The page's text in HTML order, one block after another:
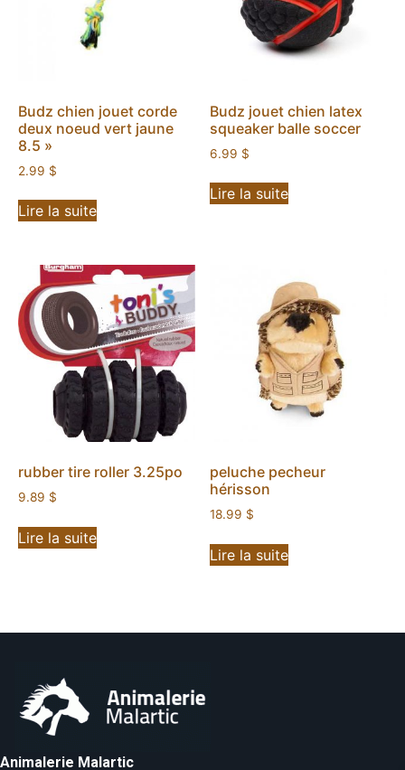
Budz chien jouet corde
deux noeud vert jaune
8.5 »
2.99 $
Lire la suite
Budz jouet chien latex
squeaker balle soccer
6.99 $
Lire la suite
rubber tire roller 3.25po
9.89 $
Lire la suite
peluche pecheur
hérisson
18.99 $
Lire la suite
Animalerie Malartic